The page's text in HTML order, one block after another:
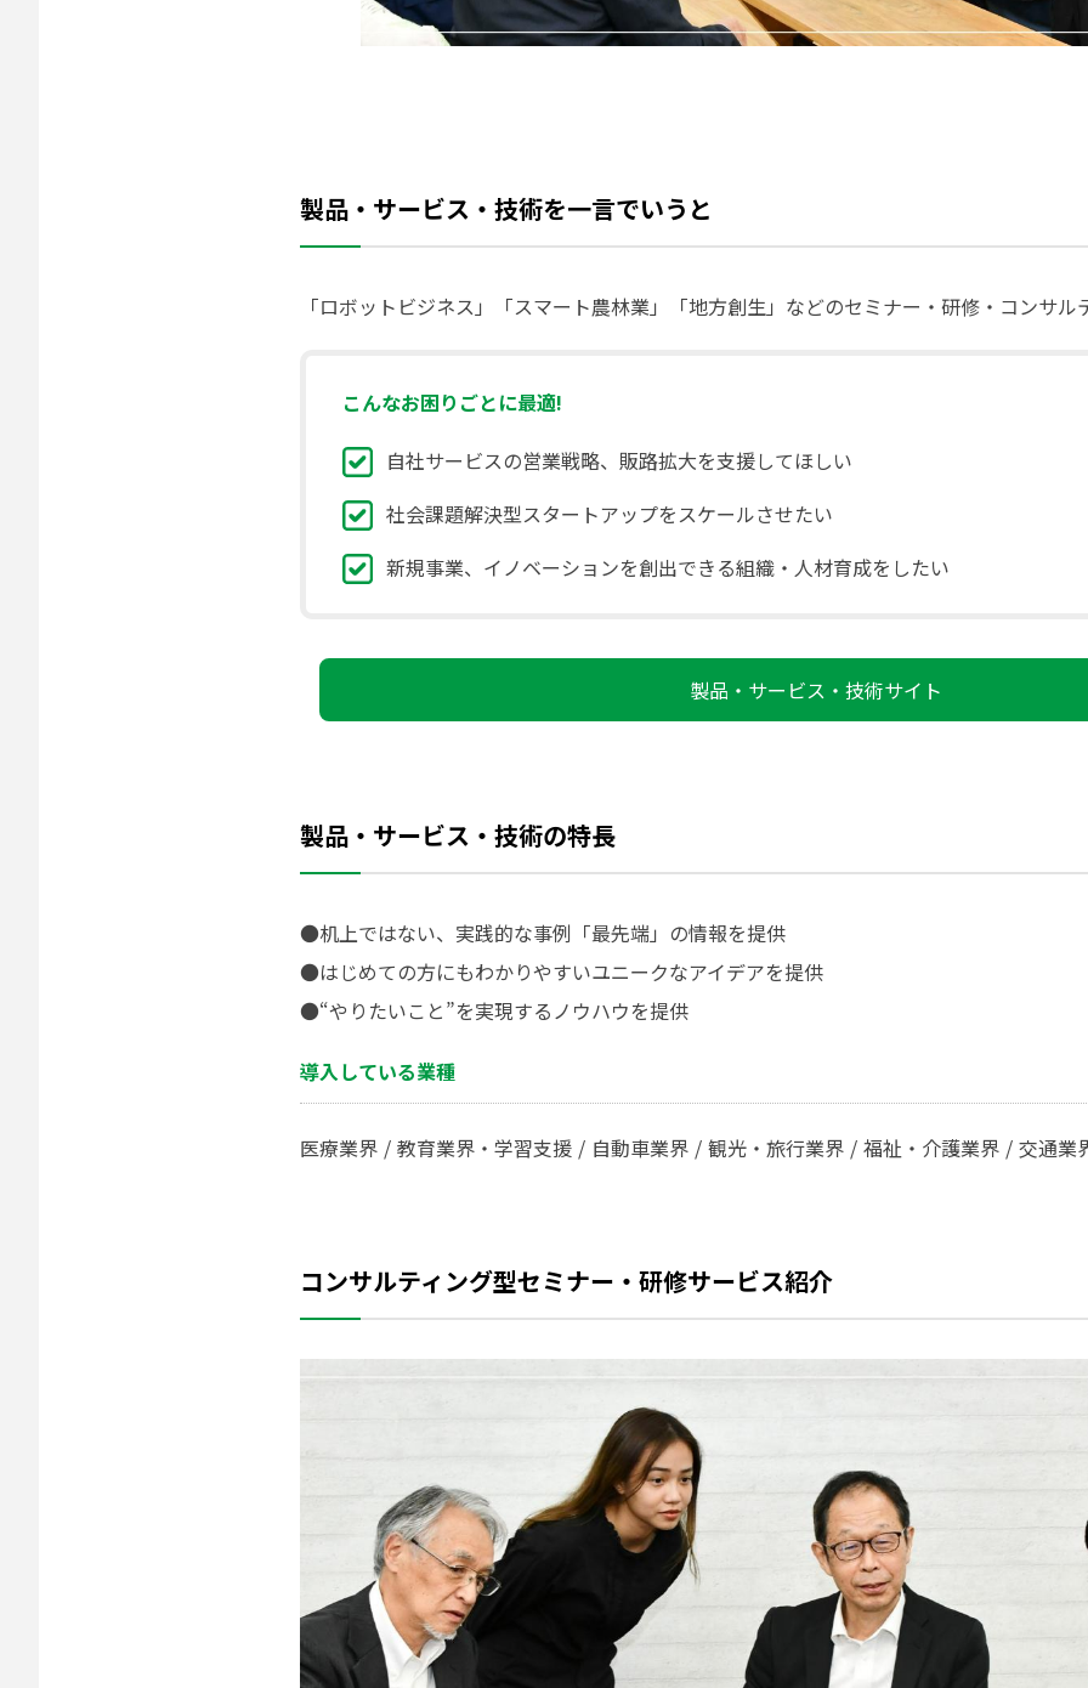
製品・サービス・技術を一言でいうと
「ロボットビジネス」「スマート農林業」「地方創生」などのセミナー・研修・コンサ
こんなお困りごとに最適!
自社サービスの営業戦略、販路拡大を支援してほしい
社会課題解決型スタートアップをスケールさせたい
新規事業、イノベーションを創出できる組織・人材育成をしたい
製品・サービス・技術サイト
製品・サービス・技術の特長
●机上ではない、実践的な事例「最先端」の情報を提供
●はじめての方にもわかりやすいユニークなアイデアを提供
●“やりたいこと”を実現するノウハウを提供
導入している業種
医療業界 教育業界・学習支援 自動車業界 観光・旅行業界 福祉・介護業界 交通業
コンサルティング型セミナー・研修サービス紹介